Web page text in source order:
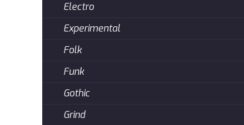
Electro
Experimental
Folk
Funk
Gothic
Grind